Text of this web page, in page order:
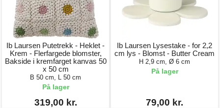
Ib Laursen Putetrekk - Heklet -
Krem - Flerfargede blomster,
Bakside i kremfarget kanvas 50
x 50 cm
B 50 cm, L 50 cm
På lager
319,00 kr.
Ib Laursen Lysestake - for 2,2
cm lys - Blomst - Butter Cream
H 2,9 cm, Ø 6 cm
På lager
79,00 kr.